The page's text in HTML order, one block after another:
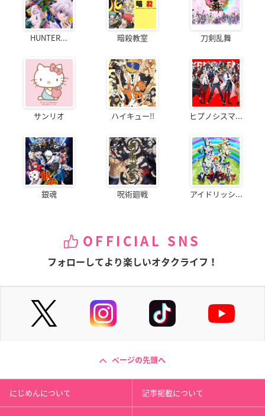
HUNTER... 暗殺教室 刀剣乱舞
サンリオ ハイキュー!! ヒプノシスマ...
銀魂 呪術廻戦 アイドリッシ...
OFFICIAL SNS
フォローしてより楽しいオタクライフ！
ページの先頭へ
にじめんについて 記事掲載について